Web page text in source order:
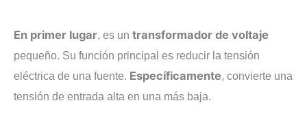
En primer lugar , es un transformador de voltaje
pequeño. Su función principal es reducir la tensión
eléctrica de una fuente. Específicamente , convierte una
tensión de entrada alta en una más baja.